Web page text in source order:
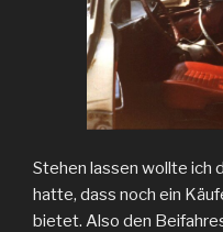
Stehen lassen wollte ich
hatte, dass noch ein
bietet. Also den